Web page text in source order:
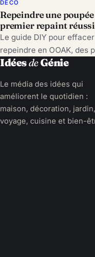
DÉCO
Repeindre une
premier repaint réussi
Le guide DIY pour
repeindre en OOAK, des
IdéesdeGénie
Le média des idées qui
améliorent le quotidien :
maison, décoration, jardin,
voyage, cuisine et bien-